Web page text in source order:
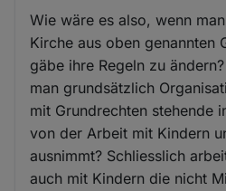
Wie wäre es also, wenn
Kirche aus oben genannten
gäbe ihre Regeln zu
man grundsätzlich
mit Grundrechten stehende
von der Arbeit mit Kindern
ausnimmt? Schliesslich
auch mit Kindern die nicht